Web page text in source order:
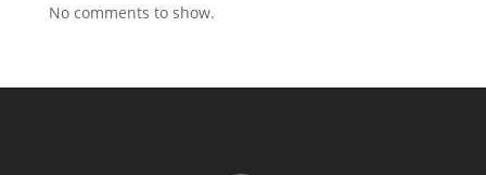
No comments to show.